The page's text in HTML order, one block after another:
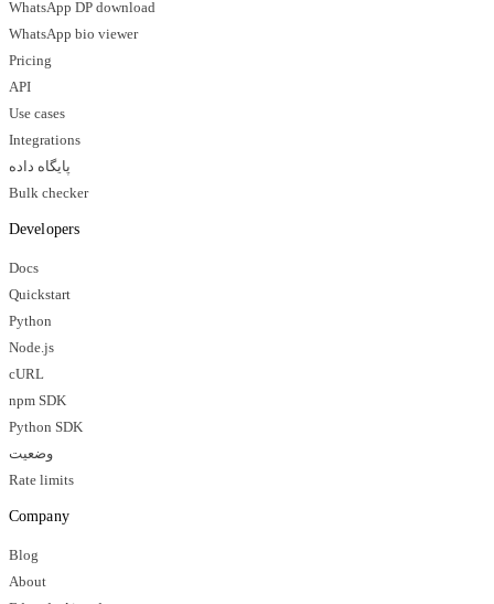
WhatsApp DP download
WhatsApp bio viewer
Pricing
API
Use cases
Integrations
پایگاه داده
Bulk checker
Developers
Docs
Quickstart
Python
Node.js
cURL
npm SDK
Python SDK
وضعیت
Rate limits
Company
Blog
About